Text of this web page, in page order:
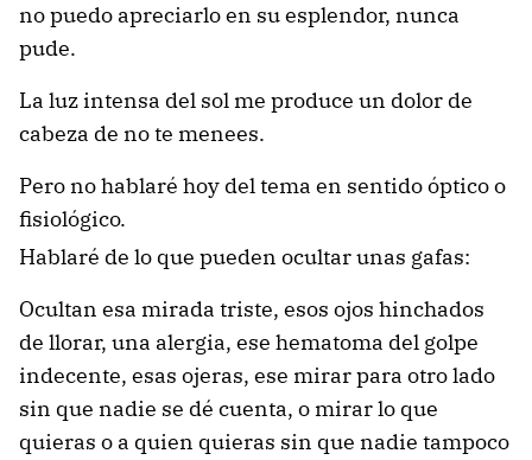
no puedo apreciarlo en su esplendor, nunca
pude.
La luz intensa del sol me produce un dolor de
cabeza de no te menees.
Pero no hablaré hoy del tema en sentido óptico o
fisiológico.
Hablaré de lo que pueden ocultar unas gafas:
Ocultan esa mirada triste, esos ojos hinchados
de llorar, una alergia, ese hematoma del golpe
indecente, esas ojeras, ese mirar para otro lado
sin que nadie se dé cuenta, o mirar lo que
quieras o a quien quieras sin que nadie tampoco